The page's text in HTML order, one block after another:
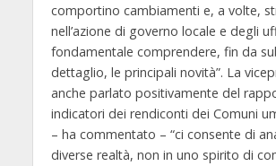
comportino cambiamenti e, a volte,
nell’azione di governo locale e degli
fondamentale comprendere, fin da
dettaglio, le principali novità”. La
anche parlato positivamente del
indicatori dei rendiconti dei Comuni
– ha commentato – “ci consente di
diverse realtà, non in uno spirito di